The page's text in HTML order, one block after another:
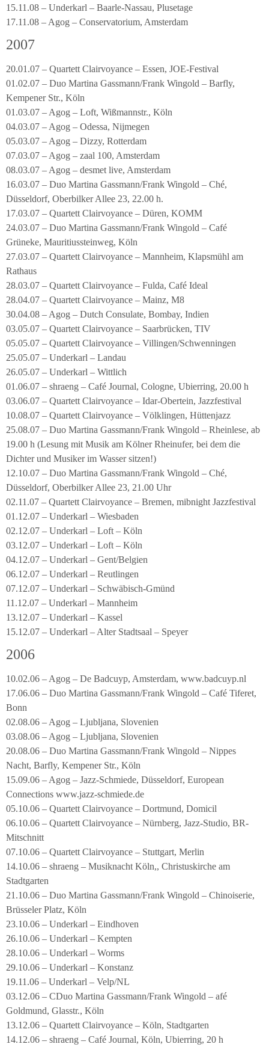
15.11.08 – Underkarl – Baarle-Nassau, Plusetage
17.11.08 – Agog – Conservatorium, Amsterdam
2007
20.01.07 – Quartett Clairvoyance – Essen, JOE-Festival
01.02.07 – Duo Martina Gassmann/Frank Wingold – Barfly,
Kempener Str., Köln
01.03.07 – Agog – Loft, Wißmannstr., Köln
04.03.07 – Agog – Odessa, Nijmegen
05.03.07 – Agog – Dizzy, Rotterdam
07.03.07 – Agog – zaal 100, Amsterdam
08.03.07 – Agog – desmet live, Amsterdam
16.03.07 – Duo Martina Gassmann/Frank Wingold – Ché,
Düsseldorf, Oberbilker Allee 23, 22.00 h.
17.03.07 – Quartett Clairvoyance – Düren, KOMM
24.03.07 – Duo Martina Gassmann/Frank Wingold – Café
Grüneke, Mauritiussteinweg, Köln
27.03.07 – Quartett Clairvoyance – Mannheim, Klapsmühl am
Rathaus
28.03.07 – Quartett Clairvoyance – Fulda, Café Ideal
28.04.07 – Quartett Clairvoyance – Mainz, M8
30.04.08 – Agog – Dutch Consulate, Bombay, Indien
03.05.07 – Quartett Clairvoyance – Saarbrücken, TIV
05.05.07 – Quartett Clairvoyance – Villingen/Schwenningen
25.05.07 – Underkarl – Landau
26.05.07 – Underkarl – Wittlich
01.06.07 – shraeng – Café Journal, Cologne, Ubierring, 20.00 h
03.06.07 – Quartett Clairvoyance – Idar-Obertein, Jazzfestival
10.08.07 – Quartett Clairvoyance – Völklingen, Hüttenjazz
25.08.07 – Duo Martina Gassmann/Frank Wingold – Rheinlese, ab
19.00 h (Lesung mit Musik am Kölner Rheinufer, bei dem die
Dichter und Musiker im Wasser sitzen!)
12.10.07 – Duo Martina Gassmann/Frank Wingold – Ché,
Düsseldorf, Oberbilker Allee 23, 21.00 Uhr
02.11.07 – Quartett Clairvoyance – Bremen, mibnight Jazzfestival
01.12.07 – Underkarl – Wiesbaden
02.12.07 – Underkarl – Loft – Köln
03.12.07 – Underkarl – Loft – Köln
04.12.07 – Underkarl – Gent/Belgien
06.12.07 – Underkarl – Reutlingen
07.12.07 – Underkarl – Schwäbisch-Gmünd
11.12.07 – Underkarl – Mannheim
13.12.07 – Underkarl – Kassel
15.12.07 – Underkarl – Alter Stadtsaal – Speyer
2006
10.02.06 – Agog – De Badcuyp, Amsterdam, www.badcuyp.nl
17.06.06 – Duo Martina Gassmann/Frank Wingold – Café Tiferet,
Bonn
02.08.06 – Agog – Ljubljana, Slovenien
03.08.06 – Agog – Ljubljana, Slovenien
20.08.06 – Duo Martina Gassmann/Frank Wingold – Nippes
Nacht, Barfly, Kempener Str., Köln
15.09.06 – Agog – Jazz-Schmiede, Düsseldorf, European
Connections www.jazz-schmiede.de
05.10.06 – Quartett Clairvoyance – Dortmund, Domicil
06.10.06 – Quartett Clairvoyance – Nürnberg, Jazz-Studio, BR-
Mitschnitt
07.10.06 – Quartett Clairvoyance – Stuttgart, Merlin
14.10.06 – shraeng – Musiknacht Köln,, Christuskirche am
Stadtgarten
21.10.06 – Duo Martina Gassmann/Frank Wingold – Chinoiserie,
Brüsseler Platz, Köln
23.10.06 – Underkarl – Eindhoven
26.10.06 – Underkarl – Kempten
28.10.06 – Underkarl – Worms
29.10.06 – Underkarl – Konstanz
19.11.06 – Underkarl – Velp/NL
03.12.06 – CDuo Martina Gassmann/Frank Wingold – afé
Goldmund, Glasstr., Köln
13.12.06 – Quartett Clairvoyance – Köln, Stadtgarten
14.12.06 – shraeng – Café Journal, Köln, Ubierring, 20 h